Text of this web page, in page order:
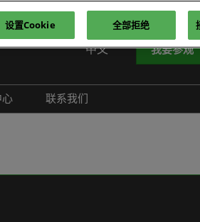
中文
English
Tiếng Việt
我要参观
新闻
联系我们
设置Cookie 全部拒绝